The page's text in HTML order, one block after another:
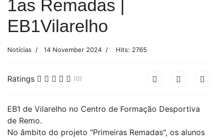
1as Remadas |
EB1Vilarelho
Notícias 14 November 2024 Hits: 2765
Ratings (0)
EB1 de Vilarelho no Centro de Formação Desportiva
de Remo.
No âmbito do projeto "Primeiras Remadas", os alunos